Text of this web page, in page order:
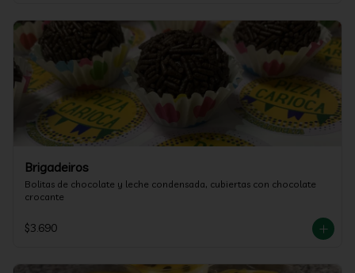
Brigadeiros
Bolitas de chocolate y leche condensada, cubiertas con chocolate
crocante
$3.690